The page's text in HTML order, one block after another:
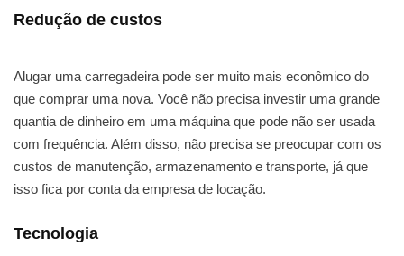
Redução de custos
Alugar uma carregadeira pode ser muito mais econômico do
que comprar uma nova. Você não precisa investir uma grande
quantia de dinheiro em uma máquina que pode não ser usada
com frequência. Além disso, não precisa se preocupar com os
custos de manutenção, armazenamento e transporte, já que
isso fica por conta da empresa de locação.
Tecnologia